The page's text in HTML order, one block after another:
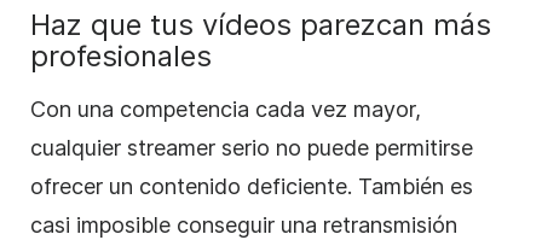
Haz que tus vídeos parezcan más
profesionales
Con una competencia cada vez mayor,
cualquier streamer serio no puede permitirse
ofrecer un contenido deficiente. También es
casi imposible conseguir una retransmisión